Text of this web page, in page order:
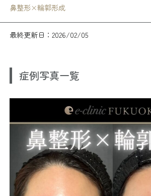
鼻整形×輪郭形成
最終更新日：2026/02/05
症例写真一覧